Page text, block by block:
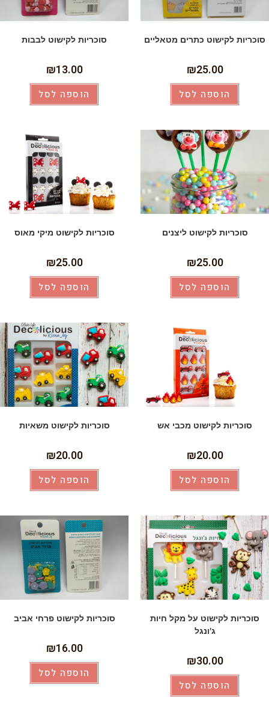
סוכריות לקישוט כתרים מטאליים
₪25.00
הוספה לסל
סוכריות לקישוט לבבות
₪13.00
הוספה לסל
סוכריות לקישוט ליצנים
₪25.00
הוספה לסל
סוכריות לקישוט מיקי מאוס
₪25.00
הוספה לסל
סוכריות לקישוט מכבי אש
₪20.00
הוספה לסל
סוכריות לקישוט משאיות
₪20.00
הוספה לסל
סוכריות לקישוט על מקל חיות
ג'ונגל
₪30.00
הוספה לסל
סוכריות לקישוט פרחי אביב
₪16.00
הוספה לסל